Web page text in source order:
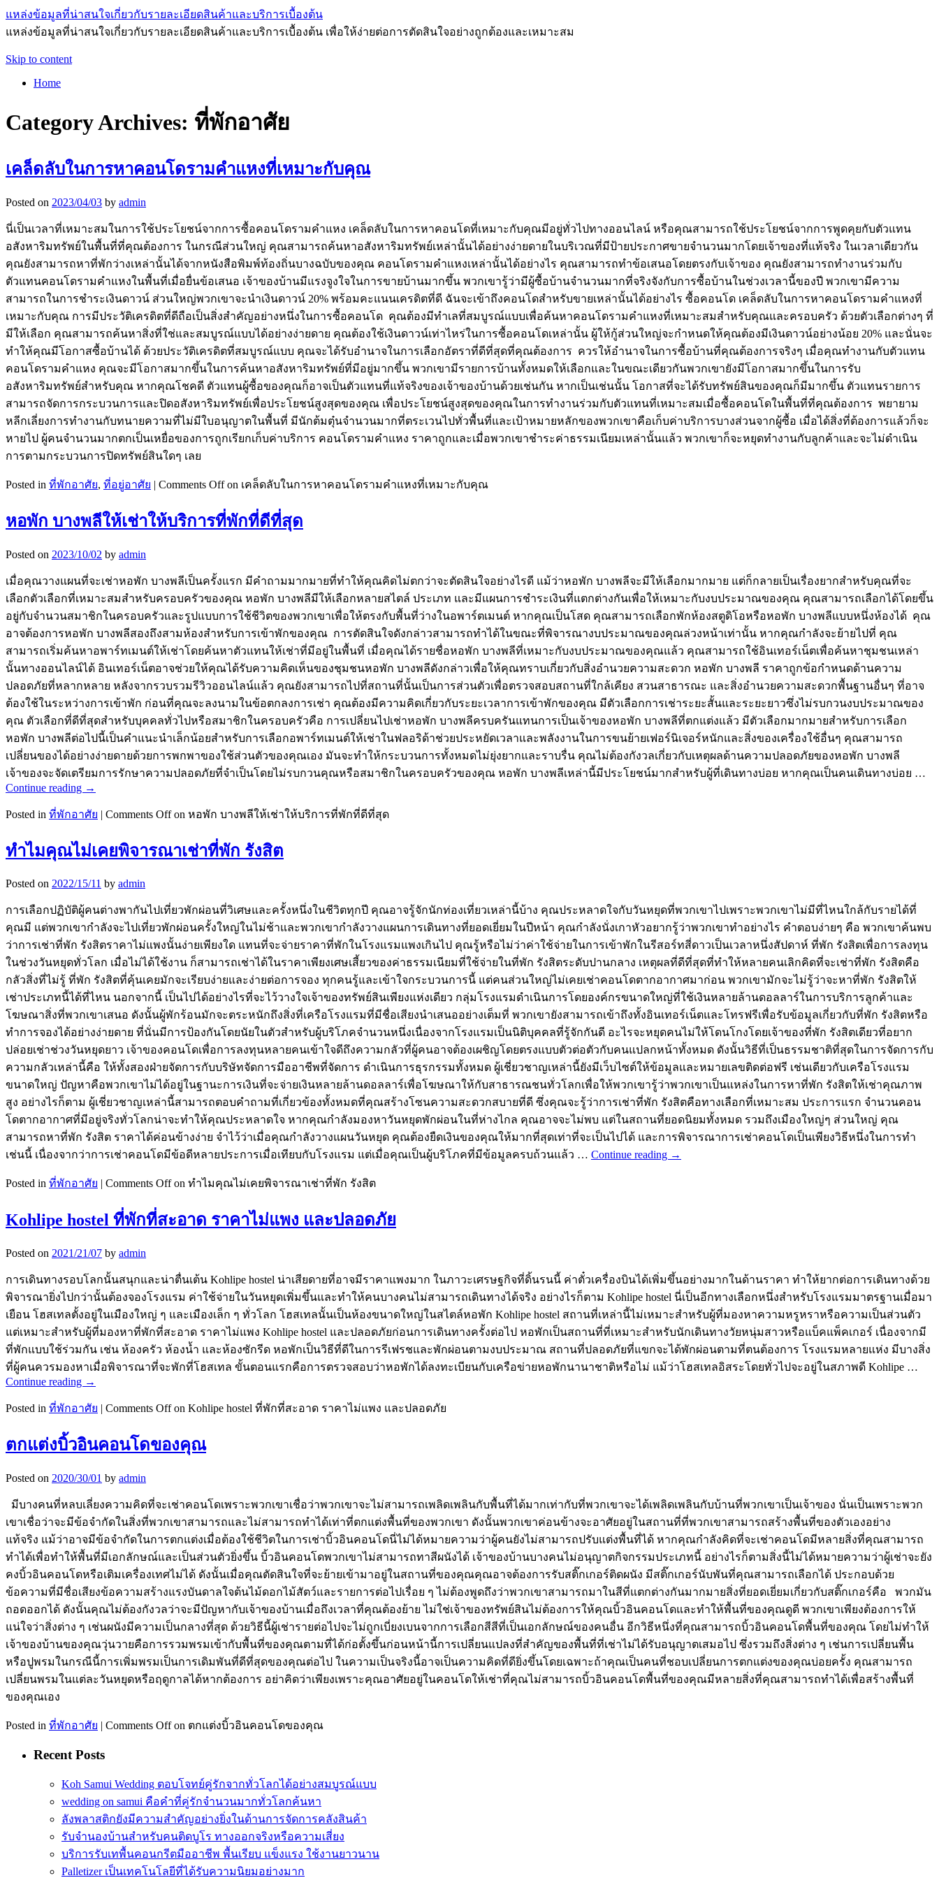
แหล่งข้อมูลที่น่าสนใจเกี่ยวกับรายละเอียดสินค้าและบริการเบื้องต้น
แหล่งข้อมูลที่น่าสนใจเกี่ยวกับรายละเอียดสินค้าและบริการเบื้องต้น เพื่อให้ง่ายต่อการตัดสินใจอย่างถูกต้องและเหมาะสม
Skip to content
Home
Category Archives: ที่พักอาศัย
เคล็ดลับในการหาคอนโดรามคำแหงที่เหมาะกับคุณ
Posted on 2023/04/03 by admin
นี่เป็นเวลาที่เหมาะสมในการใช้ประโยชน์จากการซื้อคอนโดรามคำแหง เคล็ดลับในการหาคอนโดที่เหมาะกับคุณมีอยู่ทั่วไปทางออนไลน์ หรือคุณสามารถใช้ประโยชน์จากการพูดคุยกับตัวแทน
อสังหาริมทรัพย์ในพื้นที่ที่คุณต้องการ ในกรณีส่วนใหญ่ คุณสามารถค้นหาอสังหาริมทรัพย์เหล่านั้นได้อย่างง่ายดายในบริเวณที่มีป้ายประกาศขายจำนวนมากโดยเจ้าของที่แท้จริง ในเวลาเดียวกัน
คุณยังสามารถหาที่พักว่างเหล่านั้นได้จากหนังสือพิมพ์ท้องถิ่นบางฉบับของคุณ คอนโดรามคำแหงเหล่านั้นได้อย่างไร คุณสามารถทำข้อเสนอโดยตรงกับเจ้าของ คุณยังสามารถทำงานร่วมกับ
ตัวแทนคอนโดรามคำแหงในพื้นที่เมื่อยื่นข้อเสนอ เจ้าของบ้านมีแรงจูงใจในการขายบ้านมากขึ้น พวกเขารู้ว่ามีผู้ซื้อบ้านจำนวนมากที่จริงจังกับการซื้อบ้านในช่วงเวลานี้ของปี พวกเขามีความ
สามารถในการชำระเงินดาวน์ ส่วนใหญ่พวกเขาจะนำเงินดาวน์ 20% พร้อมคะแนนเครดิตที่ดี ฉันจะเข้าถึงคอนโดสำหรับขายเหล่านั้นได้อย่างไร ซื้อคอนโด เคล็ดลับในการหาคอนโดรามคำแหงที่
เหมาะกับคุณ การมีประวัติเครดิตที่ดีถือเป็นสิ่งสำคัญอย่างหนึ่งในการซื้อคอนโด คุณต้องมีทำเลที่สมบูรณ์แบบเพื่อค้นหาคอนโดรามคำแหงที่เหมาะสมสำหรับคุณและครอบครัว ด้วยตัวเลือกต่างๆ ที่
มีให้เลือก คุณสามารถค้นหาสิ่งที่ใช่และสมบูรณ์แบบได้อย่างง่ายดาย คุณต้องใช้เงินดาวน์เท่าไหร่ในการซื้อคอนโดเหล่านั้น ผู้ให้กู้ส่วนใหญ่จะกำหนดให้คุณต้องมีเงินดาวน์อย่างน้อย 20% และนั่นจะ
ทำให้คุณมีโอกาสซื้อบ้านได้ ด้วยประวัติเครดิตที่สมบูรณ์แบบ คุณจะได้รับอำนาจในการเลือกอัตราที่ดีที่สุดที่คุณต้องการ ควรให้อำนาจในการซื้อบ้านที่คุณต้องการจริงๆ เมื่อคุณทำงานกับตัวแทน
คอนโดรามคำแหง คุณจะมีโอกาสมากขึ้นในการค้นหาอสังหาริมทรัพย์ที่มีอยู่มากขึ้น พวกเขามีรายการบ้านทั้งหมดให้เลือกและในขณะเดียวกันพวกเขายังมีโอกาสมากขึ้นในการรับ
อสังหาริมทรัพย์สำหรับคุณ หากคุณโชคดี ตัวแทนผู้ซื้อของคุณก็อาจเป็นตัวแทนที่แท้จริงของเจ้าของบ้านด้วยเช่นกัน หากเป็นเช่นนั้น โอกาสที่จะได้รับทรัพย์สินของคุณก็มีมากขึ้น ตัวแทนรายการ
สามารถจัดการกระบวนการและปิดอสังหาริมทรัพย์เพื่อประโยชน์สูงสุดของคุณ เพื่อประโยชน์สูงสุดของคุณในการทำงานร่วมกับตัวแทนที่เหมาะสมเมื่อซื้อคอนโดในพื้นที่ที่คุณต้องการ พยายาม
หลีกเลี่ยงการทำงานกับทนายความที่ไม่มีใบอนุญาตในพื้นที่ มีนักต้มตุ๋นจำนวนมากที่ตระเวนไปทั่วพื้นที่และเป้าหมายหลักของพวกเขาคือเก็บค่าบริการบางส่วนจากผู้ซื้อ เมื่อได้สิ่งที่ต้องการแล้วก็จะ
หายไป ผู้คนจำนวนมากตกเป็นเหยื่อของการถูกเรียกเก็บค่าบริการ คอนโดรามคำแหง ราคาถูกและเมื่อพวกเขาชำระค่าธรรมเนียมเหล่านั้นแล้ว พวกเขาก็จะหยุดทำงานกับลูกค้าและจะไม่ดำเนิน
การตามกระบวนการปิดทรัพย์สินใดๆ เลย
Posted in ที่พักอาศัย, ที่อยู่อาศัย | Comments Offon เคล็ดลับในการหาคอนโดรามคำแหงที่เหมาะกับคุณ
หอพัก บางพลีให้เช่าให้บริการที่พักที่ดีที่สุด
Posted on 2023/10/02 by admin
เมื่อคุณวางแผนที่จะเช่าหอพัก บางพลีเป็นครั้งแรก มีคำถามมากมายที่ทำให้คุณคิดไม่ตกว่าจะตัดสินใจอย่างไรดี แม้ว่าหอพัก บางพลีจะมีให้เลือกมากมาย แต่ก็กลายเป็นเรื่องยากสำหรับคุณที่จะ
เลือกตัวเลือกที่เหมาะสมสำหรับครอบครัวของคุณ หอพัก บางพลีมีให้เลือกหลายสไตล์ ประเภท และมีแผนการชำระเงินที่แตกต่างกันเพื่อให้เหมาะกับงบประมาณของคุณ คุณสามารถเลือกได้โดยขึ้น
อยู่กับจำนวนสมาชิกในครอบครัวและรูปแบบการใช้ชีวิตของพวกเขาเพื่อให้ตรงกับพื้นที่ว่างในอพาร์ตเมนต์ หากคุณเป็นโสด คุณสามารถเลือกพักห้องสตูดิโอหรือหอพัก บางพลีแบบหนึ่งห้องได้ คุณ
อาจต้องการหอพัก บางพลีสองถึงสามห้องสำหรับการเข้าพักของคุณ การตัดสินใจดังกล่าวสามารถทำได้ในขณะที่พิจารณางบประมาณของคุณล่วงหน้าเท่านั้น หากคุณกำลังจะย้ายไปที่ คุณ
สามารถเริ่มค้นหาอพาร์ทเมนต์ให้เช่าโดยค้นหาตัวแทนให้เช่าที่มีอยู่ในพื้นที่ เมื่อคุณได้รายชื่อหอพัก บางพลีที่เหมาะกับงบประมาณของคุณแล้ว คุณสามารถใช้อินเทอร์เน็ตเพื่อค้นหาชุมชนเหล่า
นั้นทางออนไลน์ได้ อินเทอร์เน็ตอาจช่วยให้คุณได้รับความคิดเห็นของชุมชนหอพัก บางพลีดังกล่าวเพื่อให้คุณทราบเกี่ยวกับสิ่งอำนวยความสะดวก หอพัก บางพลี ราคาถูกข้อกำหนดด้านความ
ปลอดภัยที่หลากหลาย หลังจากรวบรวมรีวิวออนไลน์แล้ว คุณยังสามารถไปที่สถานที่นั้นเป็นการส่วนตัวเพื่อตรวจสอบสถานที่ใกล้เคียง สวนสาธารณะ และสิ่งอำนวยความสะดวกพื้นฐานอื่นๆ ที่อาจ
ต้องใช้ในระหว่างการเข้าพัก ก่อนที่คุณจะลงนามในข้อตกลงการเช่า คุณต้องมีความคิดเกี่ยวกับระยะเวลาการเข้าพักของคุณ มีตัวเลือกการเช่าระยะสั้นและระยะยาวซึ่งไม่รบกวนงบประมาณของ
คุณ ตัวเลือกที่ดีที่สุดสำหรับบุคคลทั่วไปหรือสมาชิกในครอบครัวคือ การเปลี่ยนไปเช่าหอพัก บางพลีครบครันแทนการเป็นเจ้าของหอพัก บางพลีที่ตกแต่งแล้ว มีตัวเลือกมากมายสำหรับการเลือก
หอพัก บางพลีต่อไปนี้เป็นคำแนะนำเล็กน้อยสำหรับการเลือกอพาร์ทเมนต์ให้เช่าในฟลอริด้าช่วยประหยัดเวลาและพลังงานในการขนย้ายเฟอร์นิเจอร์หนักและสิ่งของเครื่องใช้อื่นๆ คุณสามารถ
เปลี่ยนของได้อย่างง่ายดายด้วยการพกพาของใช้ส่วนตัวของคุณเอง มันจะทำให้กระบวนการทั้งหมดไม่ยุ่งยากและราบรื่น คุณไม่ต้องกังวลเกี่ยวกับเหตุผลด้านความปลอดภัยของหอพัก บางพลี
เจ้าของจะจัดเตรียมการรักษาความปลอดภัยที่จำเป็นโดยไม่รบกวนคุณหรือสมาชิกในครอบครัวของคุณ หอพัก บางพลีเหล่านี้มีประโยชน์มากสำหรับผู้ที่เดินทางบ่อย หากคุณเป็นคนเดินทางบ่อย …
Continue reading →
Posted in ที่พักอาศัย | Comments Offon หอพัก บางพลีให้เช่าให้บริการที่พักที่ดีที่สุด
ทำไมคุณไม่เคยพิจารณาเช่าที่พัก รังสิต
Posted on 2022/15/11 by admin
การเลือกปฏิบัติผู้คนต่างพากันไปเที่ยวพักผ่อนที่วิเศษและครั้งหนึ่งในชีวิตทุกปี คุณอาจรู้จักนักท่องเที่ยวเหล่านี้บ้าง คุณประหลาดใจกับวันหยุดที่พวกเขาไปเพราะพวกเขาไม่มีที่ไหนใกล้กับรายได้ที่
คุณมี แต่พวกเขากำลังจะไปเที่ยวพักผ่อนครั้งใหญ่ในไม่ช้าและพวกเขากำลังวางแผนการเดินทางที่ยอดเยี่ยมในปีหน้า คุณกำลังนั่งเกาหัวอยากรู้ว่าพวกเขาทำอย่างไร คำตอบง่ายๆ คือ พวกเขาค้นพบ
ว่าการเช่าที่พัก รังสิตราคาไม่แพงนั้นง่ายเพียงใด แทนที่จะจ่ายราคาที่พักในโรงแรมแพงเกินไป คุณรู้หรือไม่ว่าค่าใช้จ่ายในการเข้าพักในรีสอร์ทสี่ดาวเป็นเวลาหนึ่งสัปดาห์ ที่พัก รังสิตเพื่อการลงทุน
ในช่วงวันหยุดทั่วโลก เมื่อไม่ได้ใช้งาน ก็สามารถเช่าได้ในราคาเพียงเศษเสี้ยวของค่าธรรมเนียมที่ใช้จ่ายในที่พัก รังสิตระดับปานกลาง เหตุผลที่ดีที่สุดที่ทำให้หลายคนเลิกคิดที่จะเช่าที่พัก รังสิตคือ
กลัวสิ่งที่ไม่รู้ ที่พัก รังสิตที่คุ้นเคยมักจะเรียบง่ายและง่ายต่อการจอง ทุกคนรู้และเข้าใจกระบวนการนี้ แต่คนส่วนใหญ่ไม่เคยเช่าคอนโดตากอากาศมาก่อน พวกเขามักจะไม่รู้ว่าจะหาที่พัก รังสิตให้
เช่าประเภทนี้ได้ที่ไหน นอกจากนี้ เป็นไปได้อย่างไรที่จะไว้วางใจเจ้าของทรัพย์สินเพียงแห่งเดียว กลุ่มโรงแรมดำเนินการโดยองค์กรขนาดใหญ่ที่ใช้เงินหลายล้านดอลลาร์ในการบริการลูกค้าและ
โฆษณาสิ่งที่พวกเขาเสนอ ดังนั้นผู้พักร้อนมักจะตระหนักถึงสิ่งที่เครือโรงแรมที่มีชื่อเสียงนำเสนออย่างเต็มที่ พวกเขายังสามารถเข้าถึงทั้งอินเทอร์เน็ตและโทรฟรีเพื่อรับข้อมูลเกี่ยวกับที่พัก รังสิตหรือ
ทำการจองได้อย่างง่ายดาย ที่นั่นมีการป้องกันโดยนัยในตัวสำหรับผู้บริโภคจำนวนหนึ่งเนื่องจากโรงแรมเป็นนิติบุคคลที่รู้จักกันดี อะไรจะหยุดคนไม่ให้โดนโกงโดยเจ้าของที่พัก รังสิตเดียวที่อยาก
ปล่อยเช่าช่วงวันหยุดยาว เจ้าของคอนโดเพื่อการลงทุนหลายคนเข้าใจดีถึงความกลัวที่ผู้คนอาจต้องเผชิญโดยตรงแบบตัวต่อตัวกับคนแปลกหน้าทั้งหมด ดังนั้นวิธีที่เป็นธรรมชาติที่สุดในการจัดการกับ
ความกลัวเหล่านี้คือ ให้ทั้งสองฝ่ายจัดการกับบริษัทจัดการมืออาชีพที่จัดการ ดำเนินการธุรกรรมทั้งหมด ผู้เชี่ยวชาญเหล่านี้ยังมีเว็บไซต์ให้ข้อมูลและหมายเลขติดต่อฟรี เช่นเดียวกับเครือโรงแรม
ขนาดใหญ่ ปัญหาคือพวกเขาไม่ได้อยู่ในฐานะการเงินที่จะจ่ายเงินหลายล้านดอลลาร์เพื่อโฆษณาให้กับสาธารณชนทั่วโลกเพื่อให้พวกเขารู้ว่าพวกเขาเป็นแหล่งในการหาที่พัก รังสิตให้เช่าคุณภาพ
สูง อย่างไรก็ตาม ผู้เชี่ยวชาญเหล่านี้สามารถตอบคำถามที่เกี่ยวข้องทั้งหมดที่คุณสร้างโซนความสะดวกสบายที่ดี ซึ่งคุณจะรู้ว่าการเช่าที่พัก รังสิตคือทางเลือกที่เหมาะสม ประการแรก จำนวนคอน
โดตากอากาศที่มีอยู่จริงทั่วโลกน่าจะทำให้คุณประหลาดใจ หากคุณกำลังมองหาวันหยุดพักผ่อนในที่ห่างไกล คุณอาจจะไม่พบ แต่ในสถานที่ยอดนิยมทั้งหมด รวมถึงเมืองใหญ่ๆ ส่วนใหญ่ คุณ
สามารถหาที่พัก รังสิต ราคาได้ค่อนข้างง่าย จำไว้ว่าเมื่อคุณกำลังวางแผนวันหยุด คุณต้องยืดเงินของคุณให้มากที่สุดเท่าที่จะเป็นไปได้ และการพิจารณาการเช่าคอนโดเป็นเพียงวิธีหนึ่งในการทำ
เช่นนี้ เนื่องจากว่าการเช่าคอนโดมีข้อดีหลายประการเมื่อเทียบกับโรงแรม แต่เมื่อคุณเป็นผู้บริโภคที่มีข้อมูลครบถ้วนแล้ว … Continue reading →
Posted in ที่พักอาศัย | Comments Offon ทำไมคุณไม่เคยพิจารณาเช่าที่พัก รังสิต
Kohlipe hostel ที่พักที่สะอาด ราคาไม่แพง และปลอดภัย
Posted on 2021/21/07 by admin
การเดินทางรอบโลกนั้นสนุกและน่าตื่นเต้น Kohlipe hostel น่าเสียดายที่อาจมีราคาแพงมาก ในภาวะเศรษฐกิจที่ดิ้นรนนี้ ค่าตั๋วเครื่องบินได้เพิ่มขึ้นอย่างมากในด้านราคา ทำให้ยากต่อการเดินทางด้วย
พิจารณายิ่งไปกว่านั้นต้องจองโรงแรม ค่าใช้จ่ายในวันหยุดเพิ่มขึ้นและทำให้คนบางคนไม่สามารถเดินทางได้จริง อย่างไรก็ตาม Kohlipe hostel นี่เป็นอีกทางเลือกหนึ่งสำหรับโรงแรมมาตรฐานเมื่อมา
เยือน โฮสเทลตั้งอยู่ในเมืองใหญ่ ๆ และเมืองเล็ก ๆ ทั่วโลก โฮสเทลนั้นเป็นห้องขนาดใหญ่ในสไตล์หอพัก Kohlipe hostel สถานที่เหล่านี้ไม่เหมาะสำหรับผู้ที่มองหาความหรูหราหรือความเป็นส่วนตัว
แต่เหมาะสำหรับผู้ที่มองหาที่พักที่สะอาด ราคาไม่แพง Kohlipe hostel และปลอดภัยก่อนการเดินทางครั้งต่อไป หอพักเป็นสถานที่ที่เหมาะสำหรับนักเดินทางวัยหนุ่มสาวหรือแบ็คแพ็คเกอร์ เนื่องจากมี
ที่พักแบบใช้ร่วมกัน เช่น ห้องครัว ห้องน้ำ และห้องซักรีด หอพักเป็นวิธีที่ดีในการรีเฟรชและพักผ่อนตามงบประมาณ สถานที่ปลอดภัยที่แขกจะได้พักผ่อนตามที่ตนต้องการ โรงแรมหลายแห่ง มีบางสิ่ง
ที่ผู้คนควรมองหาเมื่อพิจารณาที่จะพักที่โฮสเทล ขั้นตอนแรกคือการตรวจสอบว่าหอพักได้ลงทะเบียนกับเครือข่ายหอพักนานาชาติหรือไม่ แม้ว่าโฮสเทลอิสระโดยทั่วไปจะอยู่ในสภาพดี Kohlipe …
Continue reading →
Posted in ที่พักอาศัย | Comments Offon Kohlipe hostel ที่พักที่สะอาด ราคาไม่แพง และปลอดภัย
ตกแต่งบิ้วอินคอนโดของคุณ
Posted on 2020/30/01 by admin
มีบางคนที่หลบเลี่ยงความคิดที่จะเช่าคอนโดเพราะพวกเขาเชื่อว่าพวกเขาจะไม่สามารถเพลิดเพลินกับพื้นที่ได้มากเท่ากับที่พวกเขาจะได้เพลิดเพลินกับบ้านที่พวกเขาเป็นเจ้าของ นั่นเป็นเพราะพวก
เขาเชื่อว่าจะมีข้อจำกัดในสิ่งที่พวกเขาสามารถและไม่สามารถทำได้เท่าที่ตกแต่งพื้นที่ของพวกเขา ดังนั้นพวกเขาค่อนข้างจะอาศัยอยู่ในสถานที่ที่พวกเขาสามารถสร้างพื้นที่ของตัวเองอย่าง
แท้จริง แม้ว่าอาจมีข้อจำกัดในการตกแต่งเมื่อต้องใช้ชีวิตในการเช่าบิ้วอินคอนโดนี่ไม่ได้หมายความว่าผู้คนยังไม่สามารถปรับแต่งพื้นที่ได้ หากคุณกำลังคิดที่จะเช่าคอนโดมีหลายสิ่งที่คุณสามารถ
ทำได้เพื่อทำให้พื้นที่มีเอกลักษณ์และเป็นส่วนตัวยิ่งขึ้น บิ้วอินคอนโดพวกเขาไม่สามารถทาสีผนังได้ เจ้าของบ้านบางคนไม่อนุญาตกิจกรรมประเภทนี้ อย่างไรก็ตามสิ่งนี้ไม่ได้หมายความว่าผู้เช่าจะยัง
คงบิ้วอินคอนโดหรือเติมเครื่องเทศไม่ได้ ดังนั้นเมื่อคุณตัดสินใจที่จะย้ายเข้ามาอยู่ในสถานที่ของคุณคุณอาจต้องการรับสติ๊กเกอร์ติดผนัง มีสติ๊กเกอร์นับพันที่คุณสามารถเลือกได้ ประกอบด้วย
ข้อความที่มีชื่อเสียงข้อความสร้างแรงบันดาลใจต้นไม้ดอกไม้สัตว์และรายการต่อไปเรื่อย ๆ ไม่ต้องพูดถึงว่าพวกเขาสามารถมาในสีที่แตกต่างกันมากมายสิ่งที่ยอดเยี่ยมเกี่ยวกับสติ๊กเกอร์คือ พวกมัน
ถอดออกได้ ดังนั้นคุณไม่ต้องกังวลว่าจะมีปัญหากับเจ้าของบ้านเมื่อถึงเวลาที่คุณต้องย้าย ไม่ใช่เจ้าของทรัพย์สินไม่ต้องการให้คุณบิ้วอินคอนโดและทำให้พื้นที่ของคุณดูดี พวกเขาเพียงต้องการให้
แน่ใจว่าสิ่งต่าง ๆ เช่นผนังมีความเป็นกลางที่สุด ด้วยวิธีนี้ผู้เช่ารายต่อไปจะไม่ถูกเบี่ยงเบนจากการเลือกสีสีที่เป็นเอกลักษณ์ของคนอื่น อีกวิธีหนึ่งที่คุณสามารถบิ้วอินคอนโดพื้นที่ของคุณ โดยไม่ทำให้
เจ้าของบ้านของคุณวุ่นวายคือการรวมพรมเข้ากับพื้นที่ของคุณตามที่ได้ก่อตั้งขึ้นก่อนหน้านี้การเปลี่ยนแปลงที่สำคัญของพื้นที่ที่เช่าไม่ได้รับอนุญาตเสมอไป ซึ่งรวมถึงสิ่งต่าง ๆ เช่นการเปลี่ยนพื้น
หรือปูพรมในกรณีนี้การเพิ่มพรมเป็นการเดิมพันที่ดีที่สุดของคุณต่อไป ในความเป็นจริงนี้อาจเป็นความคิดที่ดียิ่งขึ้นโดยเฉพาะถ้าคุณเป็นคนที่ชอบเปลี่ยนการตกแต่งของคุณบ่อยครั้ง คุณสามารถ
เปลี่ยนพรมในแต่ละวันหยุดหรือฤดูกาลได้หากต้องการ อย่าคิดว่าเพียงเพราะคุณอาศัยอยู่ในคอนโดให้เช่าที่คุณไม่สามารถบิ้วอินคอนโดพื้นที่ของคุณมีหลายสิ่งที่คุณสามารถทำได้เพื่อสร้างพื้นที่
ของคุณเอง
Posted in ที่พักอาศัย | Comments Offon ตกแต่งบิ้วอินคอนโดของคุณ
Recent Posts
Koh Samui Wedding ตอบโจทย์คู่รักจากทั่วโลกได้อย่างสมบูรณ์แบบ
wedding on samui คือคำที่คู่รักจำนวนมากทั่วโลกค้นหา
ลังพลาสติกยังมีความสำคัญอย่างยิ่งในด้านการจัดการคลังสินค้า
รับจำนองบ้านสำหรับคนติดบูโร ทางออกจริงหรือความเสี่ยง
บริการรับเทพื้นคอนกรีตมืออาชีพ พื้นเรียบ แข็งแรง ใช้งานยาวนาน
Palletizer เป็นเทคโนโลยีที่ได้รับความนิยมอย่างมาก